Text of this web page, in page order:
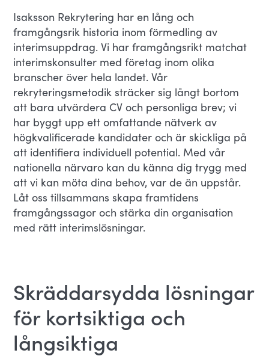
Isaksson Rekrytering har en lång och
framgångsrik historia inom förmedling av
interimsuppdrag. Vi har framgångsrikt matchat
interimskonsulter med företag inom olika
branscher över hela landet. Vår
rekryteringsmetodik sträcker sig långt bortom
att bara utvärdera CV och personliga brev; vi
har byggt upp ett omfattande nätverk av
högkvalificerade kandidater och är skickliga på
att identifiera individuell potential. Med vår
nationella närvaro kan du känna dig trygg med
att vi kan möta dina behov, var de än uppstår.
Låt oss tillsammans skapa framtidens
framgångssagor och stärka din organisation
med rätt interimslösningar.
Skräddarsydda lösningar
för kortsiktiga och
långsiktiga